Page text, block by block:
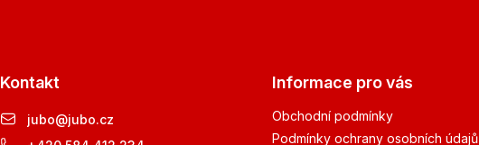
Kontakt
jubo@jubo.cz
Informace pro vás
Obchodní podmínky
Podmínky ochrany osobních údajů